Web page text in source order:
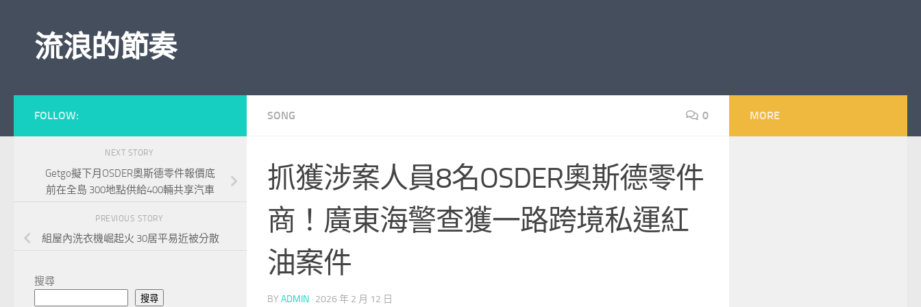
流浪的節奏
SONG 0
抓獲涉案人員8名OSDER奧斯德零件
商！廣東海警查獲一路跨境私運紅
油案件
BY ADMIN · 2026 年 2 月 12 日
FOLLOW:
NEXT STORY
Getgo擬下月OSDER奧斯德零件報價底
前在全島 300地點供給400輛共享汽車
PREVIOUS STORY
組屋內洗衣機崛起火 30居平易近被分散
搜尋
搜尋
MORE